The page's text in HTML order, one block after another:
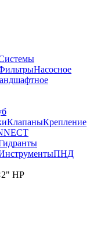
Насосное
КлапаныКрепление
ПНД
НР